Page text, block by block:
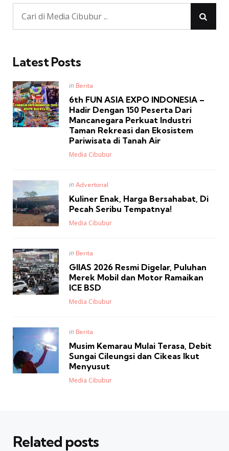
Latest Posts
Posted
in
in Berita
6th FUN ASIA EXPO INDONESIA –
Hadir Dengan 150 Peserta Dari
Mancanegara Perkuat Industri
Taman Rekreasi dan Ekosistem
Pariwisata di Tanah Air
Posted
Media Cibubur
Posted
in Advertorial
Kuliner Enak, Harga Bersahabat, Di
Pecah Seribu Tempatnya!
Posted
Media Cibubur
Posted
in Berita
GIIAS 2026 Resmi Digelar, Puluhan
Merek Mobil dan Motor Ramaikan
ICE BSD
Posted
Media Cibubur
Posted
in Berita
Musim Kemarau Mulai Terasa, Debit
Sungai Cileungsi dan Cikeas Ikut
Menyusut
Posted
Media Cibubur
Related posts